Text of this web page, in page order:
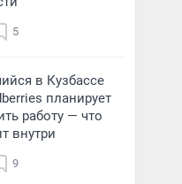
5
в Кузбассе
планирует
работу — что
внутри
9